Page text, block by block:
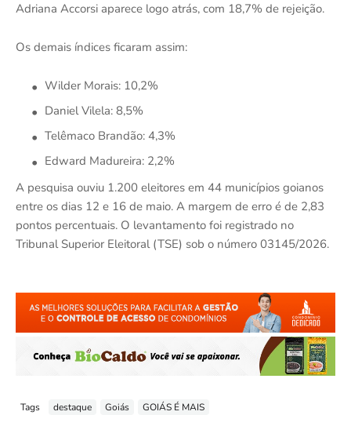
Adriana Accorsi aparece logo atrás, com 18,7% de rejeição.
Os demais índices ficaram assim:
Wilder Morais: 10,2%
Daniel Vilela: 8,5%
Telêmaco Brandão: 4,3%
Edward Madureira: 2,2%
A pesquisa ouviu 1.200 eleitores em 44 municípios goianos
entre os dias 12 e 16 de maio. A margem de erro é de 2,83
pontos percentuais. O levantamento foi registrado no
Tribunal Superior Eleitoral (TSE) sob o número 03145/2026.
Tags destaque Goiás GOIÁS É MAIS